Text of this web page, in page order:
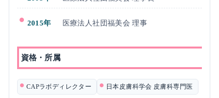
2015年 医療法人社団福美会 理事
資格・所属
CAPラボディレクター 日本皮膚科学会 皮膚科専門医